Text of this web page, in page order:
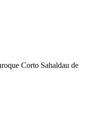
Corto Sahaldau de